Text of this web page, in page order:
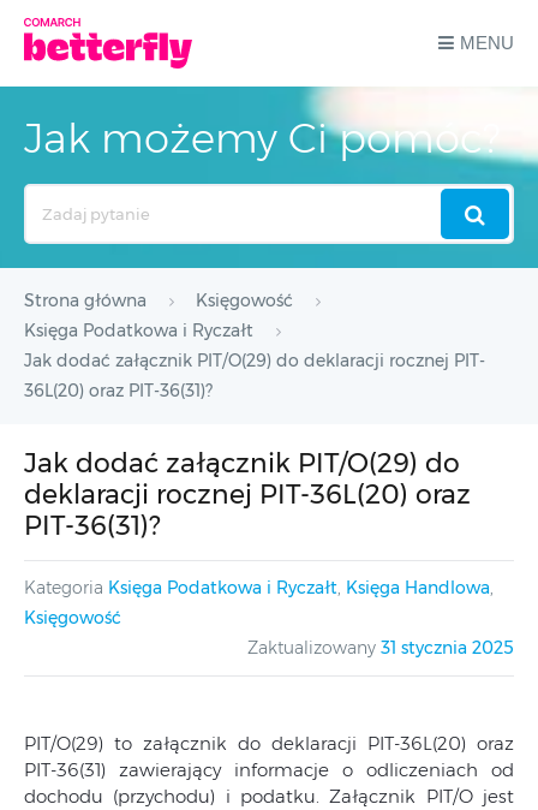
MENU
Jak możemy Ci pomóc?
Strona główna
Księgowość
Księga Podatkowa i Ryczałt
Jak dodać załącznik PIT/O(29) do deklaracji rocznej PIT-
36L(20) oraz PIT-36(31)?
Jak dodać załącznik PIT/O(29) do
deklaracji rocznej PIT-36L(20) oraz
PIT-36(31)?
Kategoria Księga Podatkowa i Ryczałt, Księga Handlowa,
Księgowość
Zaktualizowany 31 stycznia 2025
PIT/O(29) to załącznik do deklaracji PIT-36L(20) oraz
PIT-36(31) zawierający informacje o odliczeniach od
dochodu (przychodu) i podatku. Załącznik PIT/O jest